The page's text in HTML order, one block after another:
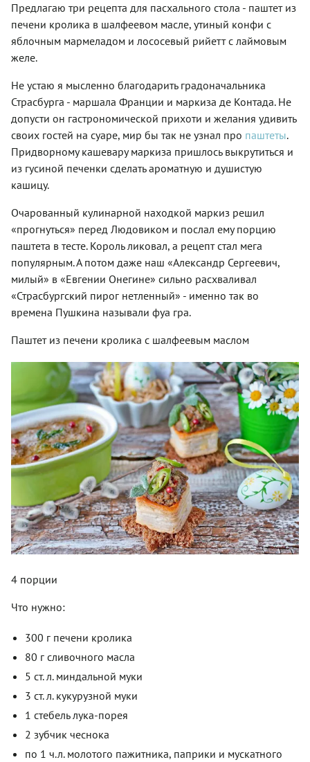
Предлагаю три рецепта для пасхального стола - паштет из
печени кролика в шалфеевом масле, утиный конфи с
яблочным мармеладом и лососевый рийетт с лаймовым
желе.
Не устаю я мысленно благодарить градоначальника
Страсбурга - маршала Франции и маркиза де Контада. Не
допусти он гастрономической прихоти и желания удивить
своих гостей на суаре, мир бы так не узнал про паштеты.
Придворному кашевару маркиза пришлось выкрутиться и
из гусиной печенки сделать ароматную и душистую
кашицу.
Очарованный кулинарной находкой маркиз решил
«прогнуться» перед Людовиком и послал ему порцию
паштета в тесте. Король ликовал, а рецепт стал мега
популярным. А потом даже наш «Александр Сергеевич,
милый» в «Евгении Онегине» сильно расхваливал
«Страсбургский пирог нетленный» - именно так во
времена Пушкина называли фуа гра.
Паштет из печени кролика с шалфеевым маслом
4 порции
Что нужно:
300 г печени кролика
80 г сливочного масла
5 ст. л. миндальной муки
3 ст. л. кукурузной муки
1 стебель лука-порея
2 зубчик чеснока
по 1 ч.л. молотого пажитника, паприки и мускатного